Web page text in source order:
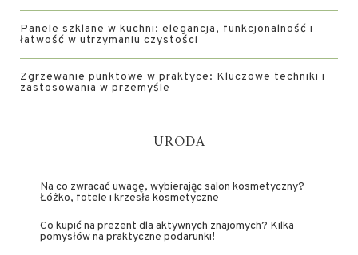
Panele szklane w kuchni: elegancja, funkcjonalność i
łatwość w utrzymaniu czystości
Zgrzewanie punktowe w praktyce: Kluczowe techniki i
zastosowania w przemyśle
URODA
Na co zwracać uwagę, wybierając salon kosmetyczny?
Łóżko, fotele i krzesła kosmetyczne
Co kupić na prezent dla aktywnych znajomych? Kilka
pomysłów na praktyczne podarunki!